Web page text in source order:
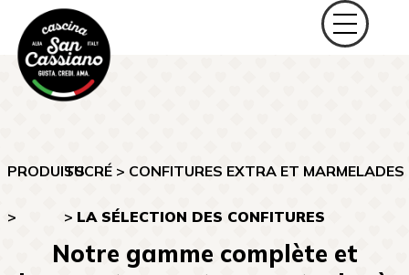
PRODUITS
>
SUCRÉ> CONFITURES EXTRA ET MARMELADES
> LA SÉLECTION DES CONFITURES
Notre gamme complète et